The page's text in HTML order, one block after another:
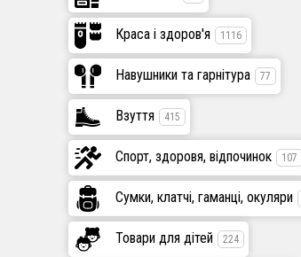
Краса і здоров'я 1116
Навушники та гарнітура 77
Взуття 415
Спорт, здоровя, відпочинок 107
Сумки, клатчі, гаманці, окуляри
Товари для дітей 224